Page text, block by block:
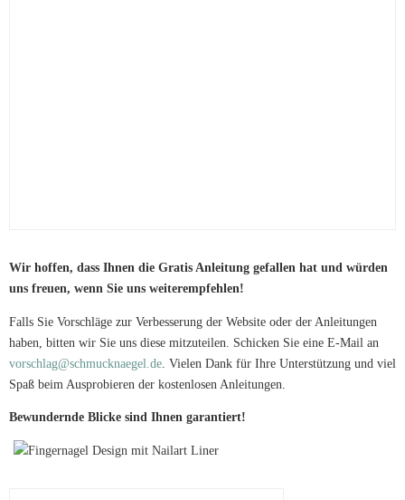
Wir hoffen, dass Ihnen die Gratis Anleitung gefallen hat und würden
uns freuen, wenn Sie uns weiterempfehlen!
Falls Sie Vorschläge zur Verbesserung der Website oder der Anleitungen
haben, bitten wir Sie uns diese mitzuteilen. Schicken Sie eine E-Mail an
vorschlag@schmucknaegel.de . Vielen Dank für Ihre Unterstützung und viel
Spaß beim Ausprobieren der kostenlosen Anleitungen.
Bewundernde Blicke sind Ihnen garantiert!